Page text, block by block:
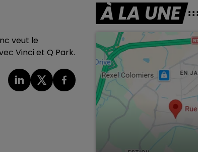
veut le
Vinci et Q Park.
À LA UNE